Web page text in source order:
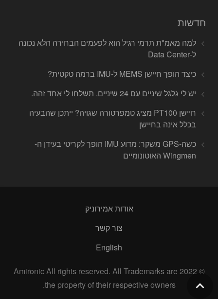
חדשות
למה מאמ"ת תרמי רגיל הוא לפעמים הבחירה הלא נכונה
ל-Data Center
כיצד הופך חיישן MEMS ל-IMU ברמה טקטית?
יש לי גלגל שיניים עם 24 שיניים. תשלחו לי אחד זהה.
חיישן PT100 מציג טמפרטורה שגויה? ייתכן שהבעיה
בכלל אינה בחיישן
כשה-GPS משקר: מדוע IMU הופך לקריטי בעידן ה-
Wingmen האוטונומיים
אודות אמירוניק
צור קשר
English
© 2022 Amironic All rights reserved. All Trademarks are
the property of their respective owners.